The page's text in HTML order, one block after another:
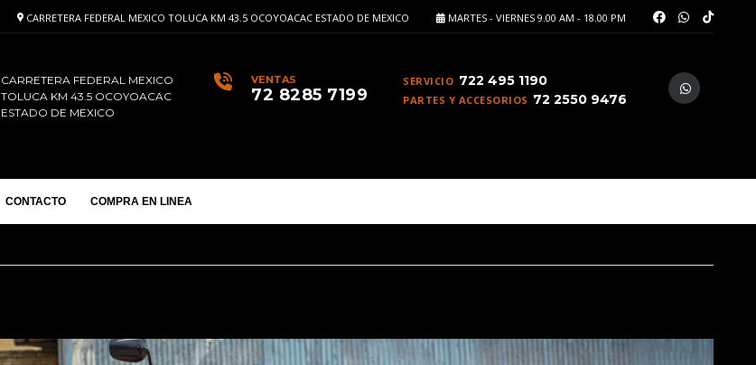
MARTES - VIERNES 9.00 AM - 18.00 PM
CARRETERA FEDERAL MEXICO TOLUCA KM 43.5 OCOYOACAC ESTADO DE MEXICO
SERVICIO 722 495 1190
PARTES Y ACCESORIOS 72 2550 9476
VENTAS
72 8285 7199
CARRETERA FEDERAL MEXICO
TOLUCA KM 43.5 OCOYOACAC
ESTADO DE MEXICO
CONTACTO COMPRA EN LINEA